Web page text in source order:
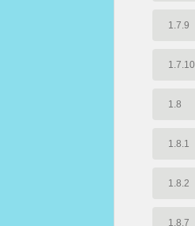
1.7.9
1.7.10
1.8
1.8.1
1.8.2
1.8.7